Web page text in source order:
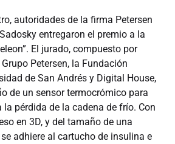
autoridades de la firma Petersen
entregaron el premio a la
El jurado, compuesto por
Petersen, la Fundación
de San Andrés y Digital House,
de un sensor termocrómico para
pérdida de la cadena de frío. Con
en 3D, y del tamaño de una
adhiere al cartucho de insulina e